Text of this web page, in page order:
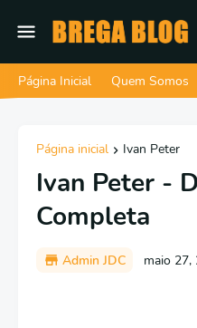
Página Inicial Quem Somos
Página inicial Ivan Peter
Ivan Peter -
Completa
Admin JDC maio 27,